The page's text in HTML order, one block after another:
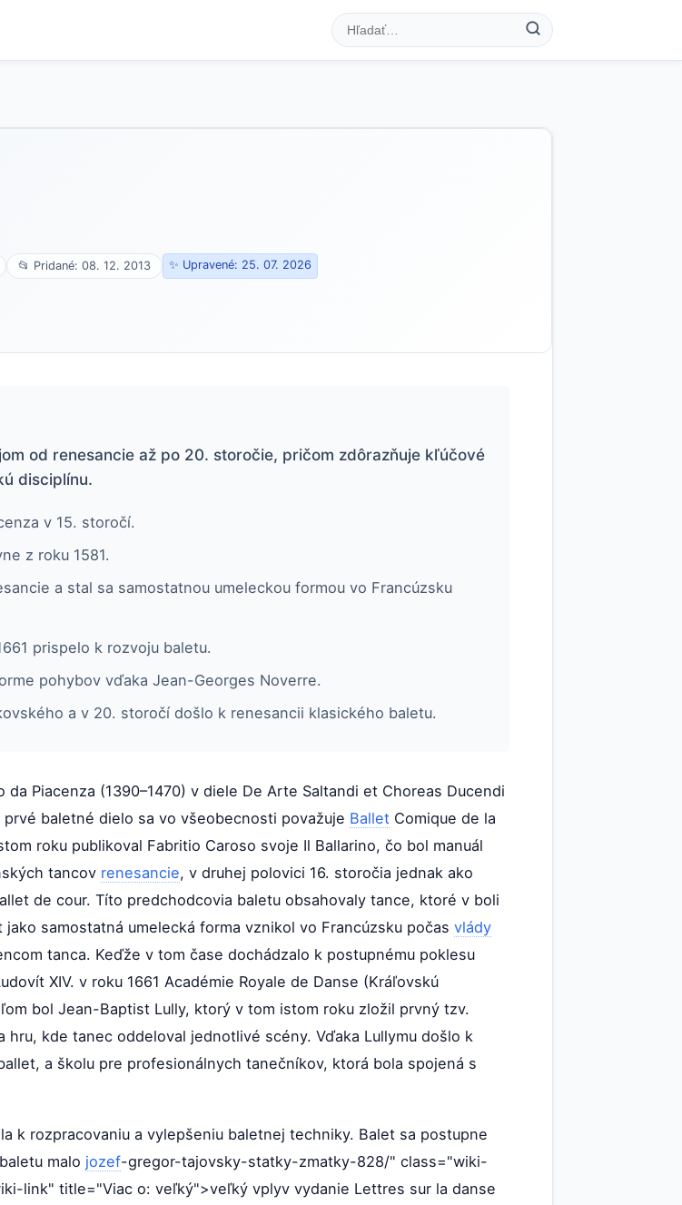
📂 Pridané: 08. 12. 2013 ✨ Upravené: 25. 07. 2026
od renesancie až po 20. storočie, pričom zdôrazňuje kľúčové
disciplínu.
v 15. storočí.
z roku 1581.
a stal sa samostatnou umeleckou formou vo Francúzsku
prispelo k rozvoju baletu.
pohybov vďaka Jean-Georges Noverre.
a v 20. storočí došlo k renesancii klasického baletu.
Piacenza (1390–1470) v diele De Arte Saltandi et Choreas Ducendi
prvé baletné dielo sa vo všeobecnosti považuje Ballet Comique de la
roku publikoval Fabritio Caroso svoje Il Ballarino, čo bol manuál
tancov renesancie, v druhej polovici 16. storočia jednak ako
de cour. Títo predchodcovia baletu obsahovaly tance, ktoré v boli
samostatná umelecká forma vznikol vo Francúzsku počas vlády
tanca. Keďže v tom čase dochádzalo k postupnému poklesu
XIV. v roku 1661 Académie Royale de Danse (Kráľovskú
bol Jean-Baptist Lully, ktorý v tom istom roku zložil prvný tzv.
kde tanec oddeloval jednotlivé scény. Vďaka Lullymu došlo k
a školu pre profesionálnych tanečníkov, ktorá bola spojená s
k rozpracovaniu a vylepšeniu baletnej techniky. Balet sa postupne
malo jozef-gregor-tajovsky-statky-zmatky-828/" class="wiki-
link" title="Viac o: veľký">veľký vplyv vydanie Lettres sur la danse